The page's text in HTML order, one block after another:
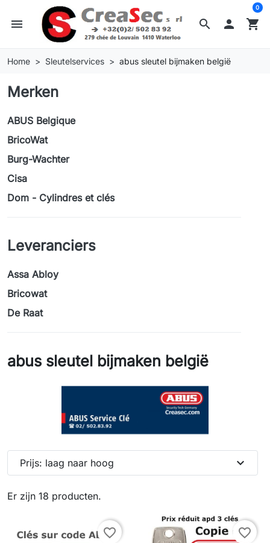
search
menu  shopping_cart
0
Home Sleutelservices abus sleutel bijmaken belgië
Merken
ABUS Belgique
BricoWat
Burg-Wachter
Cisa
Dom - Cylindres et clés
Leveranciers
Assa Abloy
Bricowat
De Raat
abus sleutel bijmaken belgië
Er zijn 18 producten.
Prijs: laag naar hoog expand_more
favorite_border favorite_border